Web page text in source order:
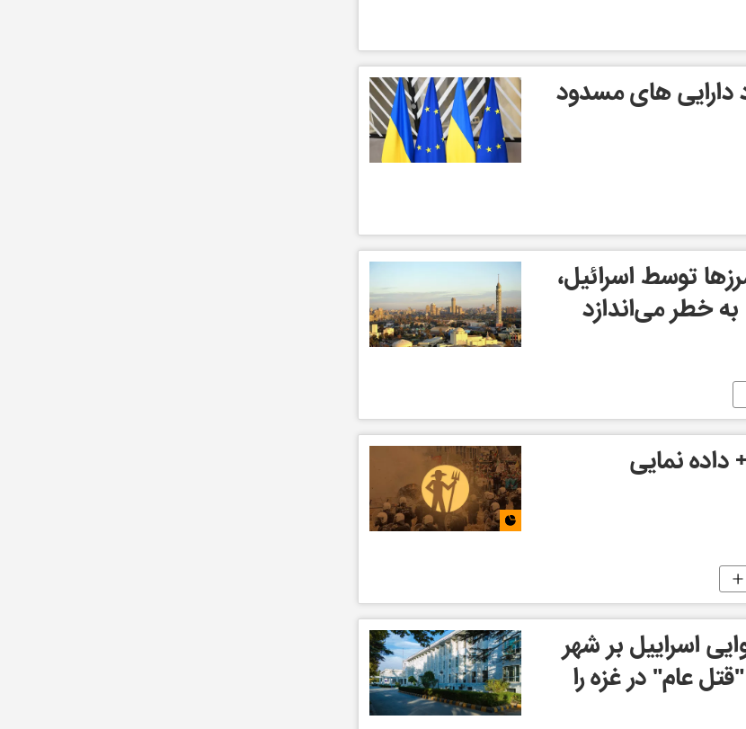
دارایی های مسدود
توسط اسرائیل،
خطر می‌اندازد
داده نمایی
اسراییل بر شهر
عام" در غزه را